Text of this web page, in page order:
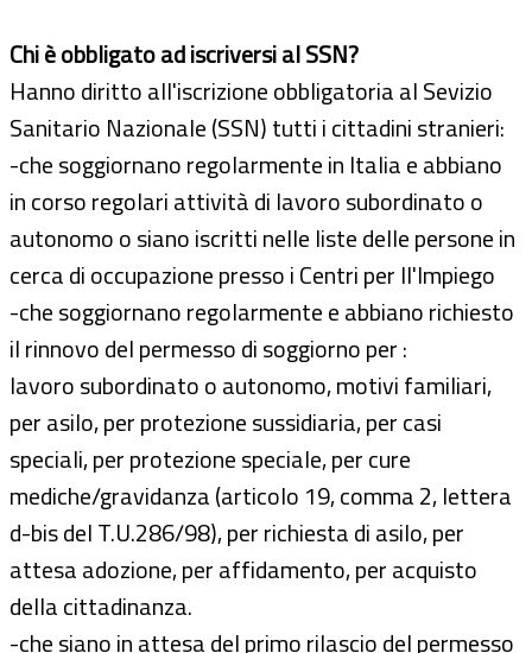
Chi è obbligato ad iscriversi al SSN?
Hanno diritto all'iscrizione obbligatoria al Sevizio
Sanitario Nazionale (SSN) tutti i cittadini stranieri:
-che soggiornano regolarmente in Italia e abbiano
in corso regolari attività di lavoro subordinato o
autonomo o siano iscritti nelle liste delle persone in
cerca di occupazione presso i Centri per ll'Impiego
-che soggiornano regolarmente e abbiano richiesto
il rinnovo del permesso di soggiorno per :
lavoro subordinato o autonomo, motivi familiari,
per asilo, per protezione sussidiaria, per casi
speciali, per protezione speciale, per cure
mediche/gravidanza (articolo 19, comma 2, lettera
d-bis del T.U.286/98), per richiesta di asilo, per
attesa adozione, per affidamento, per acquisto
della cittadinanza.
-che siano in attesa del primo rilascio del permesso